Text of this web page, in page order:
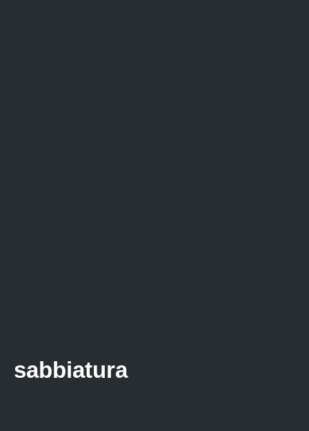
sabbiatura